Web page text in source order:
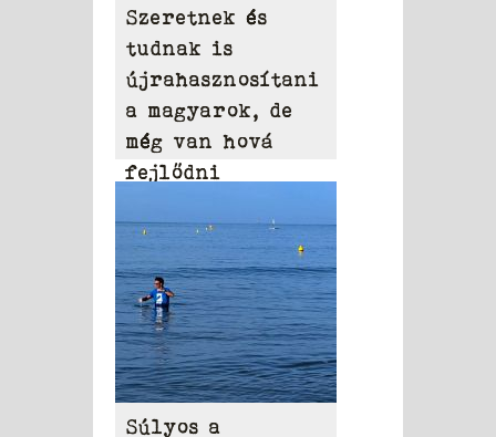
Szeretnek és
tudnak is
újrahasznosítani
a magyarok, de
még van hová
fejlődni
Súlyos a